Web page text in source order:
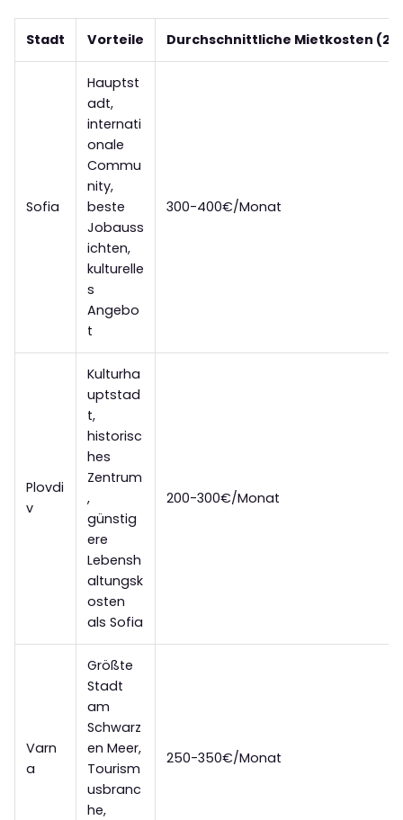
Stadt Vorteile Durchschnittliche Mietkosten (2
Sofia
Hauptst
adt,
internati
onale
Commu
nity,
beste
Jobauss
ichten,
kulturelle
s
Angebo
t
300-400€/Monat
Plovdi
v
Kulturha
uptstad
t,
historisc
hes
Zentrum
,
günstig
ere
Lebensh
altungsk
osten
als Sofia
200-300€/Monat
Varn
a
Größte
Stadt
am
Schwarz
en Meer,
Tourism
usbranc
he,
250-350€/Monat